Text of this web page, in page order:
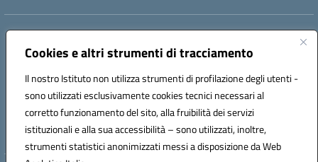
Cookies e altri strumenti di tracciamento
Il nostro Istituto non utilizza strumenti di profilazione degli utenti -
sono utilizzati esclusivamente cookies tecnici necessari al
corretto funzionamento del sito, alla fruibilità dei servizi
istituzionali e alla sua accessibilità – sono utilizzati, inoltre,
strumenti statistici anonimizzati messi a disposizione da Web
Indirizzo:
Centralino:0994722507 Email:TAIC873006@istruzione.it
Codice fiscale: 90279480736
Codice meccanografico:
TAIC873006
Codice unico di fatturazione (CUF): 488XBQ